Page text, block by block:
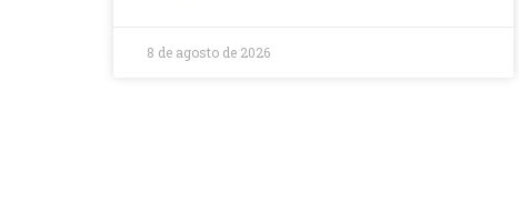
8 de agosto de 2026